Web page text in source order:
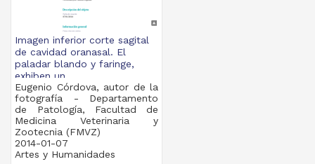
Imagen inferior corte sagital
de cavidad oranasal. El
paladar blando y faringe,
exhiben un...
Eugenio Córdova, autor de la
fotografía - Departamento
de Patología, Facultad de
Medicina Veterinaria y
Zootecnia (FMVZ)
2014-01-07
Artes y Humanidades